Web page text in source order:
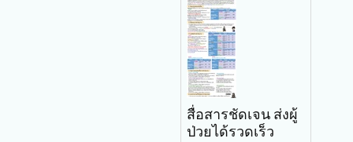
สื่อสารชัดเจน ส่งผู้
ป่วยได้รวดเร็ว